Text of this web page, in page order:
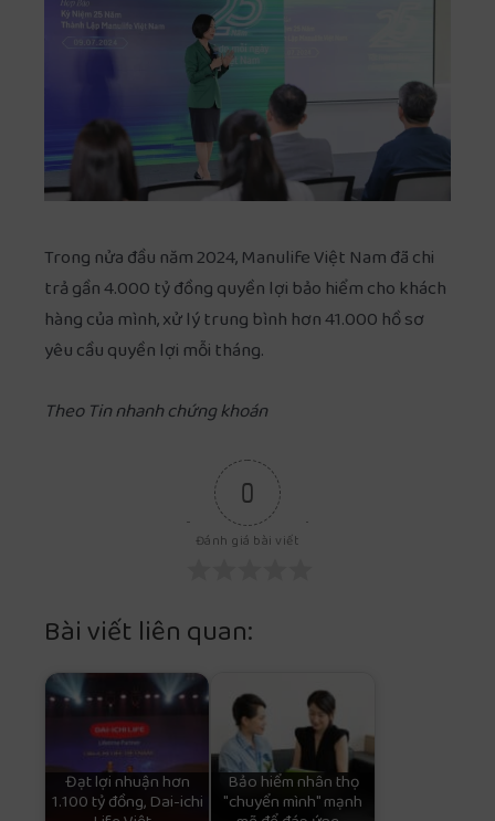
Trong nửa đầu năm 2024, Manulife Việt Nam đã chi
trả gần 4.000 tỷ đồng quyền lợi bảo hiểm cho khách
hàng của mình, xử lý trung bình hơn 41.000 hồ sơ
yêu cầu quyền lợi mỗi tháng.
Theo Tin nhanh chứng khoán
0
Đánh giá bài viết
Bài viết liên quan:
Đạt lợi nhuận hơn
1.100 tỷ đồng, Dai-ichi
Bảo hiểm nhân thọ
"chuyển mình" mạnh